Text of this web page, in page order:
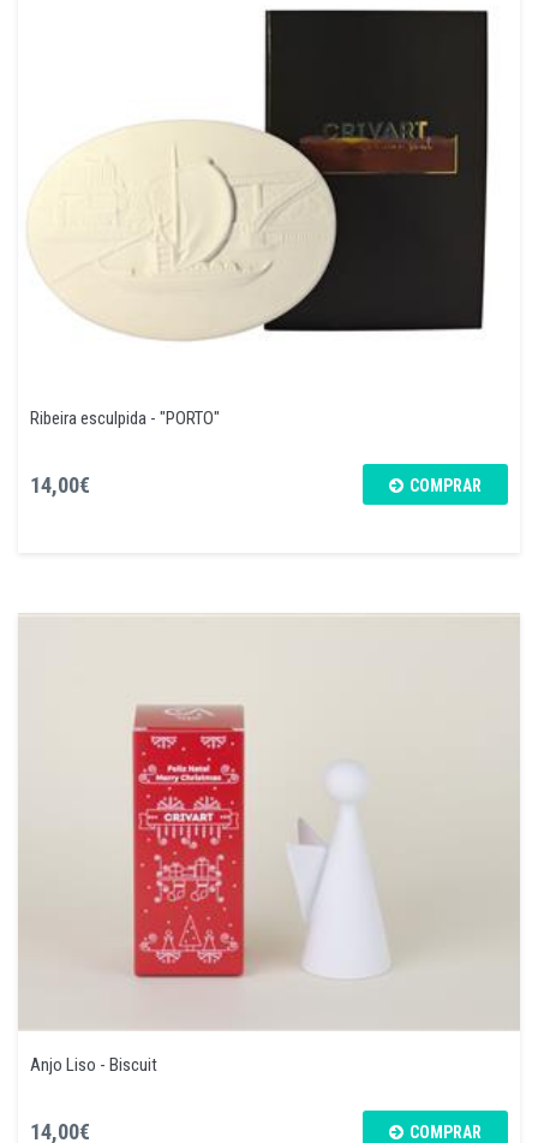
Ribeira esculpida - "PORTO"
14,00€ COMPRAR
Anjo Liso - Biscuit
14,00€ COMPRAR